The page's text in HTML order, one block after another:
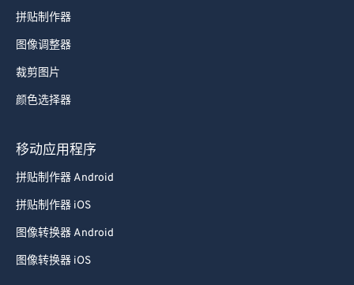
拼贴制作器
图像调整器
裁剪图片
颜色选择器
移动应用程序
拼贴制作器 Android
拼贴制作器 iOS
图像转换器 Android
图像转换器 iOS